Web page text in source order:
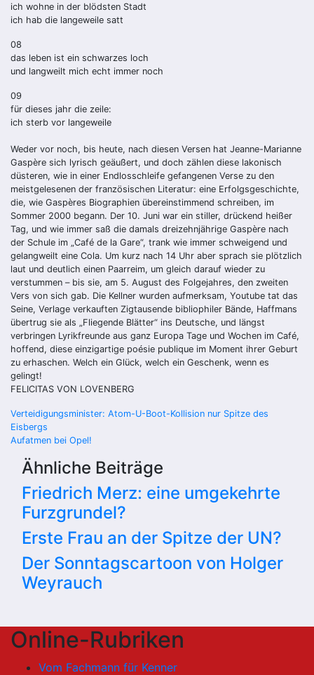
ich wohne in der blödsten Stadt
ich hab die langeweile satt
08
das leben ist ein schwarzes loch
und langweilt mich echt immer noch
09
für dieses jahr die zeile:
ich sterb vor langeweile
Weder vor noch, bis heute, nach diesen Versen hat Jeanne-Marianne
Gaspère sich lyrisch geäußert, und doch zählen diese lakonisch
düsteren, wie in einer Endlosschleife gefangenen Verse zu den
meistgelesenen der französischen Literatur: eine Erfolgsgeschichte,
die, wie Gaspères Biographien übereinstimmend schreiben, im
Sommer 2000 begann. Der 10. Juni war ein stiller, drückend heißer
Tag, und wie immer saß die damals dreizehnjährige Gaspère nach
der Schule im „Café de la Gare“, trank wie immer schweigend und
gelangweilt eine Cola. Um kurz nach 14 Uhr aber sprach sie plötzlich
laut und deutlich einen Paarreim, um gleich darauf wieder zu
verstummen – bis sie, am 5. August des Folgejahres, den zweiten
Vers von sich gab. Die Kellner wurden aufmerksam, Youtube tat das
Seine, Verlage verkauften Zigtausende bibliophiler Bände, Haffmans
übertrug sie als „Fliegende Blätter“ ins Deutsche, und längst
verbringen Lyrikfreunde aus ganz Europa Tage und Wochen im Café,
hoffend, diese einzigartige poésie publique im Moment ihrer Geburt
zu erhaschen. Welch ein Glück, welch ein Geschenk, wenn es
gelingt!
FELICITAS VON LOVENBERG
Beitragsnavigation
Verteidigungsminister: Atom-U-Boot-Kollision nur Spitze des
Eisbergs
Aufatmen bei Opel!
Ähnliche Beiträge
Friedrich Merz: eine umgekehrte
Furzgrundel?
Erste Frau an der Spitze der UN?
Der Sonntagscartoon von Holger
Weyrauch
Online-Rubriken
Vom Fachmann für Kenner